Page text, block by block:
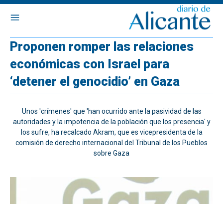
Proponen romper las relaciones
económicas con Israel para
‘detener el genocidio’ en Gaza
Unos 'crímenes' que 'han ocurrido ante la pasividad de las
autoridades y la impotencia de la población que los presencia' y
los sufre, ha recalcado Akram, que es vicepresidenta de la
comisión de derecho internacional del Tribunal de los Pueblos
sobre Gaza